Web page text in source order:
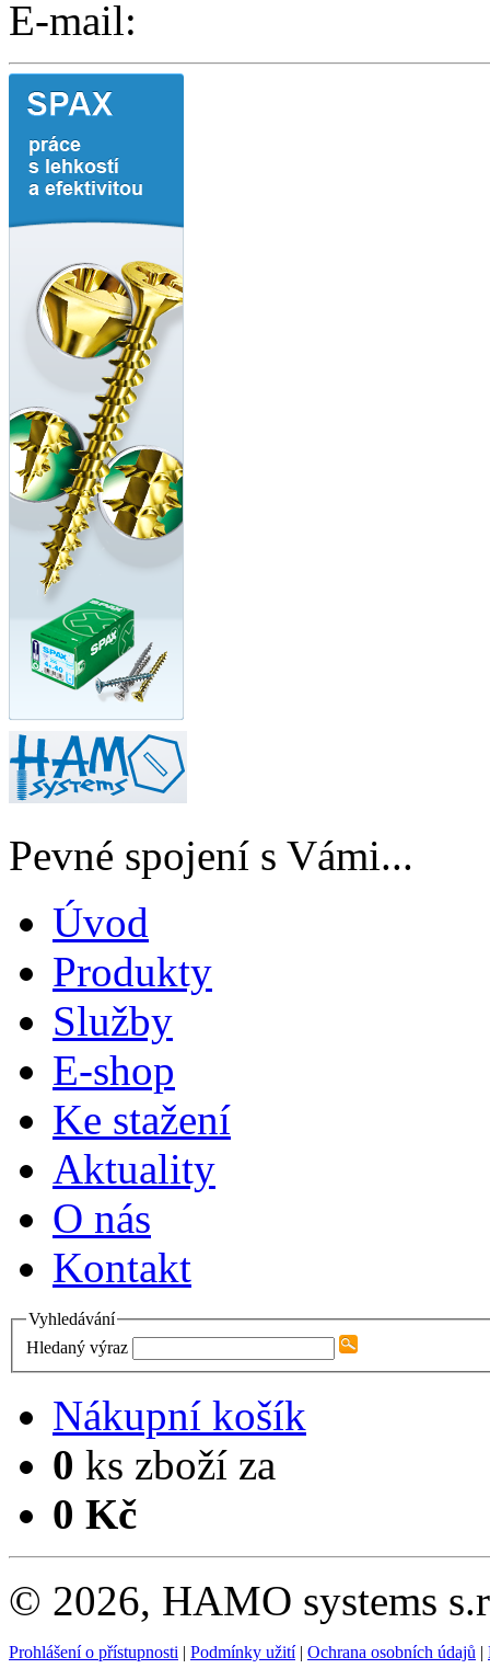
E-mail:
Pevné spojení s Vámi...
Úvod
Produkty
Služby
E-shop
Ke stažení
Aktuality
O nás
Kontakt
Vyhledávání
Hledaný výraz
Nákupní košík
0 ks zboží za
0 Kč
© 2026, HAMO systems
Prohlášení o přístupnosti | Podmínky užití| Ochrana osobních údajů |